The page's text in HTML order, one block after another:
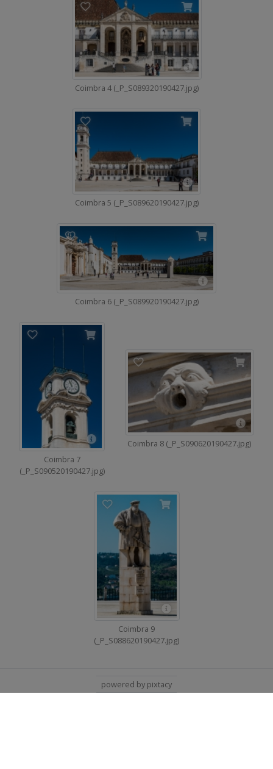
Coimbra 4 (_P_S089320190427.jpg)
Coimbra 5 (_P_S089620190427.jpg)
Coimbra 6 (_P_S089920190427.jpg)
Coimbra 7
(_P_S090520190427.jpg)
Coimbra 8 (_P_S090620190427.jpg)
Coimbra 9
(_P_S088620190427.jpg)
powered by pixtacy